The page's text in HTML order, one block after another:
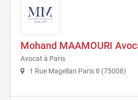
Mohand MAAMOURI
Avocat à Paris
1 Rue Magellan Paris 8 (75008)